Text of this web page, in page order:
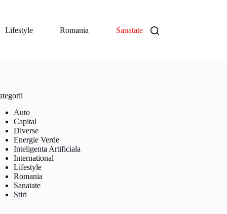
Lifestyle Romania Sanatate
Auto
Capital
Diverse
Energie Verde
Inteligenta Artificiala
International
Lifestyle
Romania
Sanatate
Stiri